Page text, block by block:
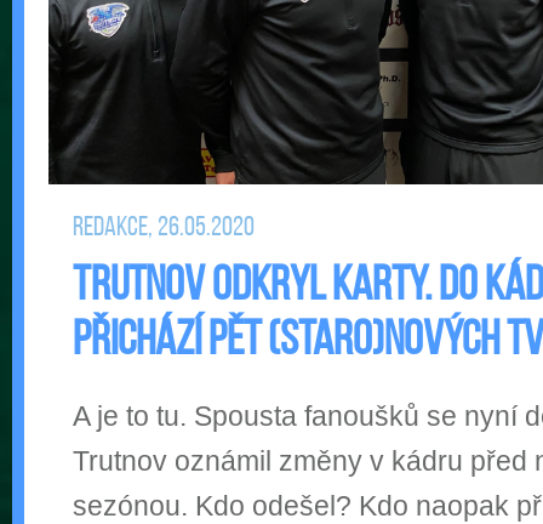
Redakce, 26.05.2020
Trutnov odkryl karty. Do
přichází pět (staro)nových
A je to tu. Spousta fanoušků se nyní
Trutnov oznámil změny v kádru před
sezónou. Kdo odešel? Kdo naopak